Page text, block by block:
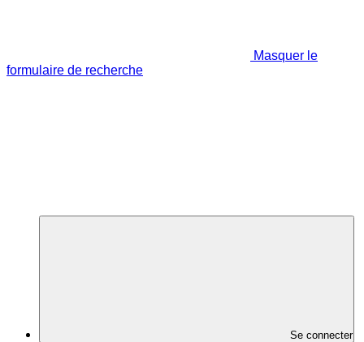
Masquer le
formulaire de recherche
Se connecter